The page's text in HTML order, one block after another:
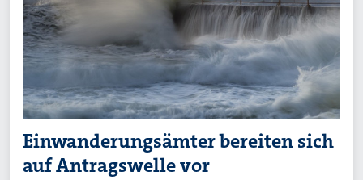
Einwanderungsämter bereiten sich
auf Antragswelle vor